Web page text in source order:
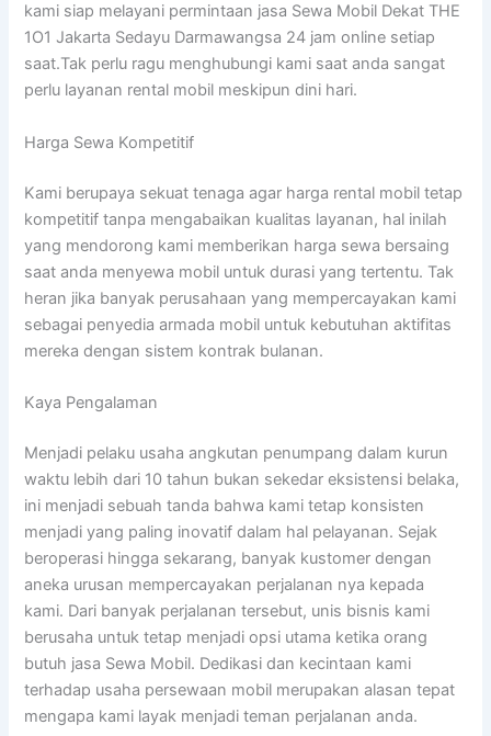
kami siap melayani permintaan jasa Sewa Mobil Dekat THE
1O1 Jakarta Sedayu Darmawangsa 24 jam online setiap
saat.Tak perlu ragu menghubungi kami saat anda sangat
perlu layanan rental mobil meskipun dini hari.
Harga Sewa Kompetitif
Kami berupaya sekuat tenaga agar harga rental mobil tetap
kompetitif tanpa mengabaikan kualitas layanan, hal inilah
yang mendorong kami memberikan harga sewa bersaing
saat anda menyewa mobil untuk durasi yang tertentu. Tak
heran jika banyak perusahaan yang mempercayakan kami
sebagai penyedia armada mobil untuk kebutuhan aktifitas
mereka dengan sistem kontrak bulanan.
Kaya Pengalaman
Menjadi pelaku usaha angkutan penumpang dalam kurun
waktu lebih dari 10 tahun bukan sekedar eksistensi belaka,
ini menjadi sebuah tanda bahwa kami tetap konsisten
menjadi yang paling inovatif dalam hal pelayanan. Sejak
beroperasi hingga sekarang, banyak kustomer dengan
aneka urusan mempercayakan perjalanan nya kepada
kami. Dari banyak perjalanan tersebut, unis bisnis kami
berusaha untuk tetap menjadi opsi utama ketika orang
butuh jasa Sewa Mobil. Dedikasi dan kecintaan kami
terhadap usaha persewaan mobil merupakan alasan tepat
mengapa kami layak menjadi teman perjalanan anda.